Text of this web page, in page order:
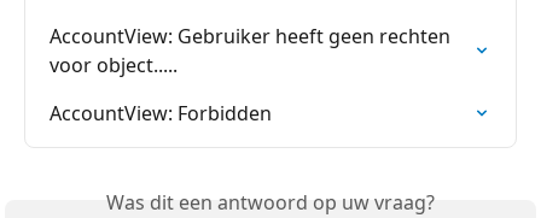
AccountView: Gebruiker heeft geen rechten
voor object.....
AccountView: Forbidden
Was dit een antwoord op uw vraag?